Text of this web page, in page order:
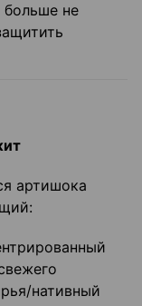
больше не
артишока
нативный